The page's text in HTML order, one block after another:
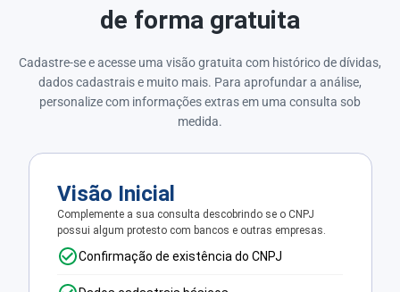
de forma gratuita
Cadastre-se e acesse uma visão gratuita com histórico de dívidas,
dados cadastrais e muito mais. Para aprofundar a análise,
personalize com informações extras em uma consulta sob
medida.
Visão Inicial
Complemente a sua consulta descobrindo se o CNPJ
possui algum protesto com bancos e outras empresas.
Confirmação de existência do CNPJ